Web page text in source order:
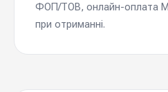
ФОП/ТОВ, онлайн-оплата
при отриманні.